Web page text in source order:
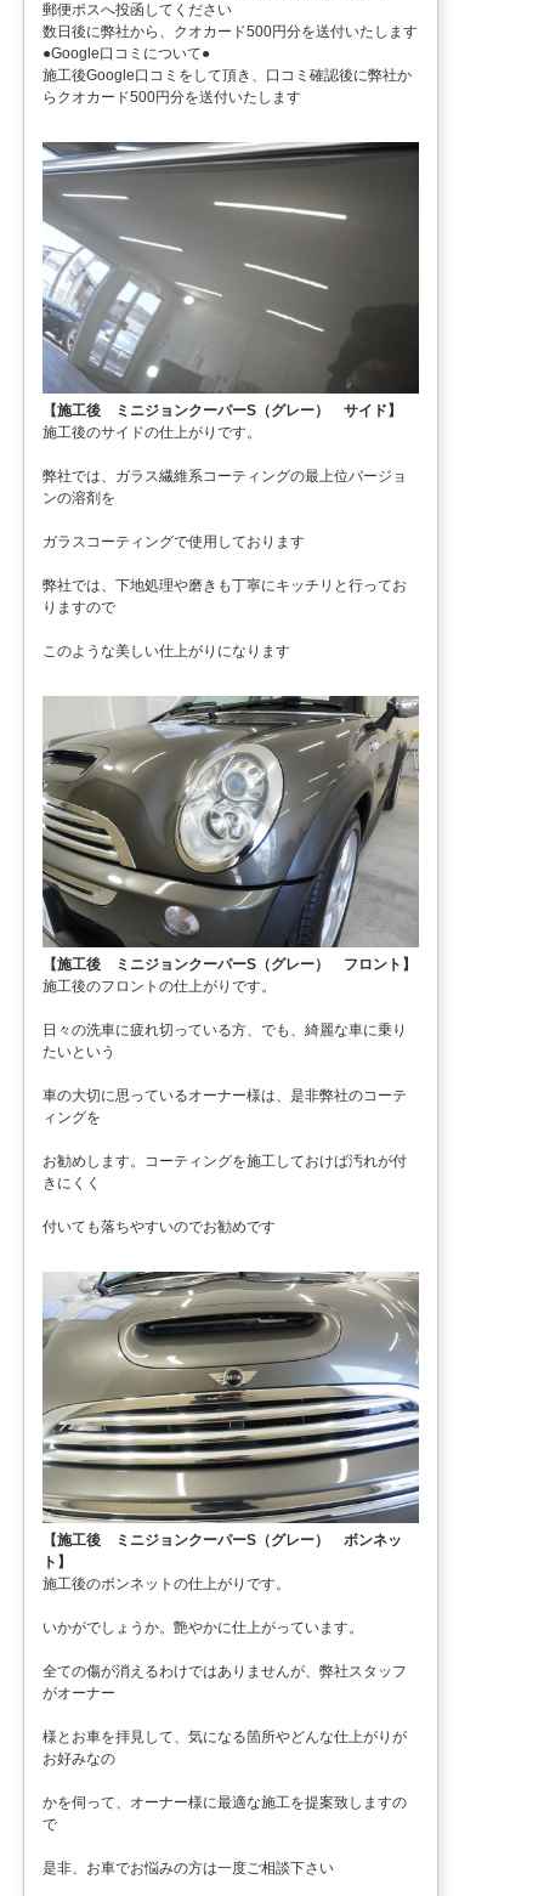
郵便ポスへ投函してください
数日後に弊社から、クオカード500円分を送付いたします
●Google口コミについて●
施工後Google口コミをして頂き、口コミ確認後に弊社か
らクオカード500円分を送付いたします
【施工後 ミニジョンクーパーS（グレー） サイド】
施工後のサイドの仕上がりです。
弊社では、ガラス繊維系コーティングの最上位バージョ
ンの溶剤を
ガラスコーティングで使用しております
弊社では、下地処理や磨きも丁寧にキッチリと行ってお
りますので
このような美しい仕上がりになります
【施工後 ミニジョンクーパーS（グレー） フロント】
施工後のフロントの仕上がりです。
日々の洗車に疲れ切っている方、でも、綺麗な車に乗り
たいという
車の大切に思っているオーナー様は、是非弊社のコーテ
ィングを
お勧めします。コーティングを施工しておけば汚れが付
きにくく
付いても落ちやすいのでお勧めです
【施工後 ミニジョンクーパーS（グレー） ボンネッ
ト】
施工後のボンネットの仕上がりです。
いかがでしょうか。艶やかに仕上がっています。
全ての傷が消えるわけではありませんが、弊社スタッフ
がオーナー
様とお車を拝見して、気になる箇所やどんな仕上がりが
お好みなの
かを伺って、オーナー様に最適な施工を提案致しますの
で
是非、お車でお悩みの方は一度ご相談下さい